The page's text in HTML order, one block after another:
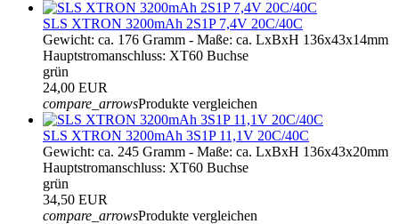
SLS XTRON 3200mAh 2S1P 7,4V 20C/40C
Gewicht: ca. 176 Gramm - Maße: ca. LxBxH 136x43x14mm
Hauptstromanschluss: XT60 Buchse
grün
24,00 EUR
compare_arrowsProdukte vergleichen
SLS XTRON 3200mAh 3S1P 11,1V 20C/40C
Gewicht: ca. 245 Gramm - Maße: ca. LxBxH 136x43x20mm
Hauptstromanschluss: XT60 Buchse
grün
34,50 EUR
compare_arrowsProdukte vergleichen